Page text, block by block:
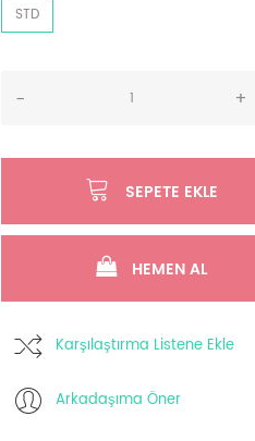
STD
- +
SEPETE EKLE
HEMEN AL
Karşılaştırma Listene Ekle
Arkadaşıma Öner